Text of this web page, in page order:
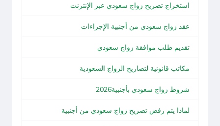
استخراج تصريح زواج سعودي عبر الإنترنت
عقد زواج سعودي من أجنبية الإجراءات
تقديم طلب موافقة زواج سعودي
مكاتب قانونية لتصاريح الزواج السعودية
شروط زواج سعودي بأجنبية2026
لماذا يتم رفض تصريح زواج سعودي من أجنبية